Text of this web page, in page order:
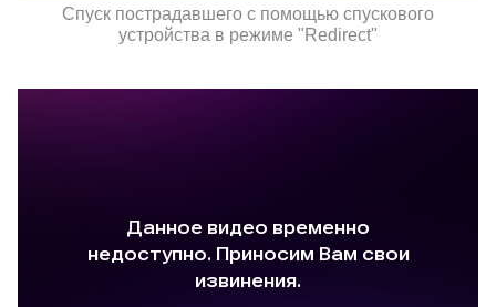
Спуск пострадавшего с помощью спускового
устройства в режиме "Redirect"